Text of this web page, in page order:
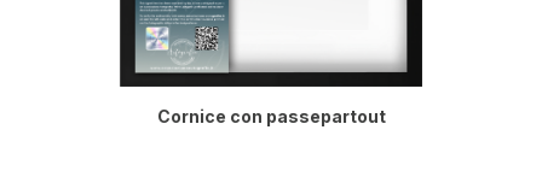
Cornice con passepartout